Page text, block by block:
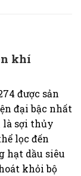
khí
được sản
đại bậc nhất
là sợi thủy
lọc đến
hạt dầu siêu
khỏi bộ